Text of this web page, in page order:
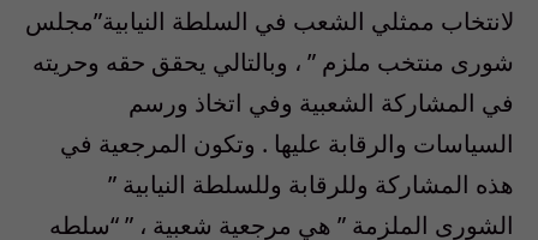
لانتخاب ممثلي الشعب في السلطة النيابية”مجلس
شورى منتخب ملزم ” ، وبالتالي يحقق حقه وحريته
في المشاركة الشعبية وفي اتخاذ ورسم
السياسات والرقابة عليها . وتكون المرجعية في
هذه المشاركة وللرقابة وللسلطة النيابية ”
الشورى الملزمة ” هي مرجعية شعبية ، ” “سلطه